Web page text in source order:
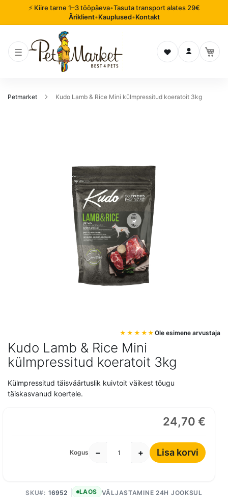
⚡ Kiire tarne 1–3 tööpäeva•Tasuta transport alates 29€
Äriklient•Kauplused•Kontakt
Soovinimekiri
Logi sisse
Petmarket Kudo Lamb & Rice Mini külmpressitud koeratoit 3kg
Kudo Lamb & Rice Mini
külmpressitud koeratoit 3kg
Ole esimene arvustaja
Külmpressitud täisväärtuslik kuivtoit väikest tõugu
täiskasvanud koertele.
24,70 €
Kogus − + Lisa korvi
VÄLJASTAMINE 24H JOOKSUL
SKU 16952 LAOS
pildigalerii
algusesse